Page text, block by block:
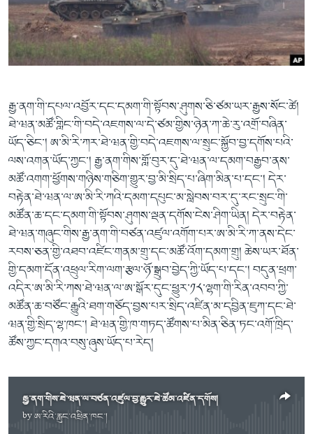
འཚོལ་
ཞིབ་
བསྐྱོད།
དྲ་བརྙན་གསར་འགྱུར།
ཁ་བའི་མི་སྣ།
བུད་མེད་ལེ་ཚན།
ཆབ་སྲིད་བཙོན་པ་ངོ་སྤྲོད།
བགྲོ་གླེང་མདུན་ལྕོག
བསྐྱར་ཞིབ།
པོ་ཊི་ཁ་སི།
ཕ་ཡུལ་གླེང་སྟེགས།
ཆོས་རིག་ལེ་ཚན།
གཞོན་སྐྱེས་དང་ཤེས་ཡོན།
འཕྲོད་བསྟེན་དང་དོན་ལྡན་གྱི་མི་ཚེ།
གངས་རིའི་བྲག་ཅ།
བུད་མེད།
སོ་ཡ་ལ། བོད་ཀྱི་གླུ་གཞས།
Learning English
རྗེས་འབྲངས།
སྐད་ཡིག
རྒྱ་ནག་གི་དཔལ་འབྱོར་དང་དམག་གི་སྟོབས་ཤུགས་ཅི་ཙམ་ཡར་རྒྱས་སོང་ཚེ།
ཐེ་ཝན་མཚོ་གླིང་གི་བདེ་འཇགས་ལ་དེ་ཙམ་གྱིས་ཉེན་ཀ་ཆེ་རུ་འགྲོ་བཞིན་
ཡོད་ཅིང་། ཨ་མི་རི་ཀར་ཐེ་ཝན་གྱི་བདེ་འཇགས་ལ་སྲུང་སྐྱོབ་བྱ་དགོས་པའི་
ལས་འགན་ཡོད་ཀྱང་། རྒྱ་ནག་གིས་གློ་བུར་དུ་ཐེ་ཝན་ལ་དམག་བརྒྱབ་ནས་
མཚོ་འགག་ཕྱོགས་གཉིས་གཅིག་གྱུར་བྱ་མི་སྲིད་པ་ཞིག་མིན་པ་དང་། དེར་
བརྟེན་ཐེ་ཝན་ལ་ཨ་མི་རི་ཀའི་དམག་དཔུང་མ་སླེབས་བར་དུ་རང་སྲུང་གི་
མཚོན་ཆ་དང་དམག་གི་སྟོབས་ཤུགས་ལྡན་དགོས་ངེས་ཤིག་ཡིན། དེར་བརྟེན་
ཐེ་ཝན་གཞུང་གིས་རྒྱ་ནག་གི་བཙན་འཛུལ་འགོག་པར་ཨ་མི་རི་ཀ་ནས་དེང་
རབས་ཅན་གྱི་འཐབ་འཛིང་གནམ་གྲུ་དང་མཚོ་འོག་དམག་གྲུ། ཆེས་ཡར་ཐོན་
གྱི་དམག་དོན་འཕྲུལ་རིག་ལག་རྩལ་ཉོ་སྒྲུབ་བྱེད་ཀྱི་ཡོད་པ་དང་། བདུན་ཕྲག་
འདིར་ཨ་མི་རི་ཀས་ཐེ་ཝན་ལ་ཨ་སྒོར་དུང་ཕྱུར་༡༨་ལྷག་གི་རིན་འབབ་ཀྱི་
མཚོན་ཆ་བཙོང་རྒྱུའི་ཐག་གཅོད་བྱས་པར་སྲིད་འཛིན་མ་དབྱིན་ཇུཀ་དང་ཐེ་
ཝན་གྱི་སྲིད་ལྷ་ཁང་། ཐེ་ཝན་གྱི་ཁ་གཏད་ཚོགས་པ་མིན་ཅིན་ཏང་འགོ་ཁྲིད་
ཚོས་ཀྱང་དགའ་བསུ་ཞུས་ཡོད་པ་རེད།
རྒྱ་ནག་གིས་ཐེ་ཝན་ལ་བཙན་འཛུལ་བྱ་རྒྱུར་ཐེ་ཚོམ་འཛིན་དགོས།
byཨ་རིའི་རླུང་འཕྲིན་ཁང་།No media source currently available